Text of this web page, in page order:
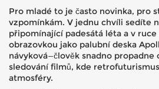
Pro mladé to je často novinka, pro
vzpomínkám. V jednu chvíli sedíte
připomínající padesátá léta a v
obrazovkou jako palubní deska
návyková—člověk snadno propadne
sledování filmů, kde
atmosféry.